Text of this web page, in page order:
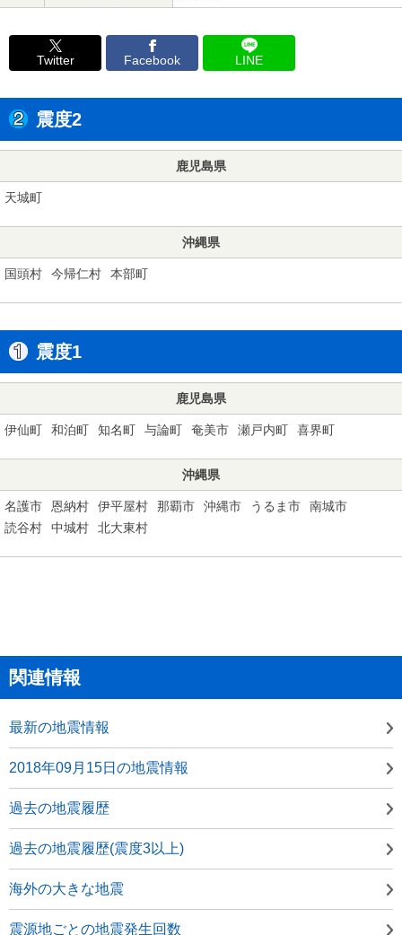
Twitter Facebook LINE
震度2
鹿児島県
天城町
沖縄県
国頭村 今帰仁村 本部町
震度1
鹿児島県
伊仙町 和泊町 知名町 与論町 奄美市 瀬戸内町 喜界町
沖縄県
名護市 恩納村 伊平屋村 那覇市 沖縄市 うるま市
南城市
読谷村
中城村 北大東村
関連情報
最新の地震情報
2018年09月15日の地震情報
過去の地震履歴
過去の地震履歴(震度3以上)
海外の大きな地震
震源地ごとの地震発生回数